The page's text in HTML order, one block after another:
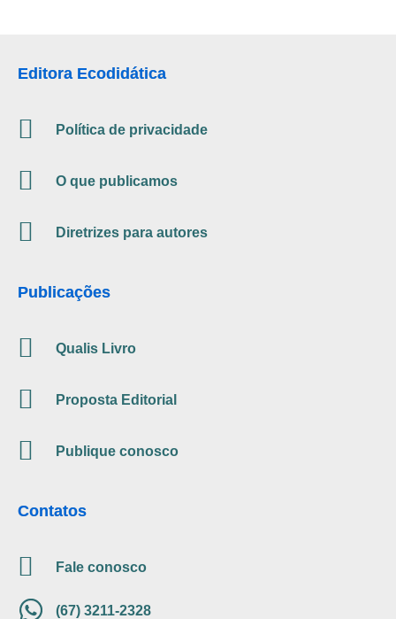
Editora Ecodidática
Política de privacidade
O que publicamos
Diretrizes para autores
Publicações
Qualis Livro
Proposta Editorial
Publique conosco
Contatos
Fale conosco
(67) 3211-2328